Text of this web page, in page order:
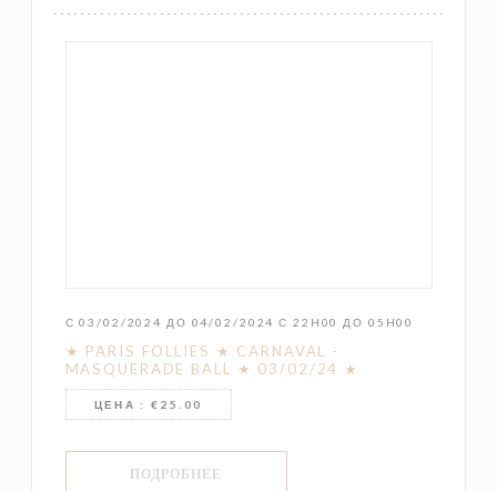
С 03/02/2024 ДО 04/02/2024 С 22H00 ДО 05H00
★ PARIS FOLLIES ★ CARNAVAL -
MASQUERADE BALL ★ 03/02/24 ★
ЦЕНА : €25.00
ПОДРОБНЕЕ